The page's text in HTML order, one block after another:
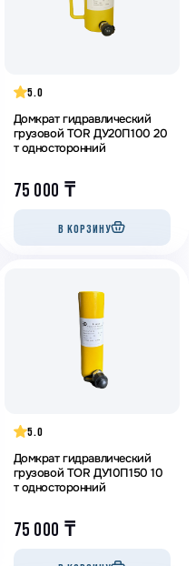
5.0
Домкрат гидравлический
грузовой TOR ДУ20П100 20
т односторонний
75 000 ₸
В КОРЗИНУ
5.0
Домкрат гидравлический
грузовой TOR ДУ10П150 10
т односторонний
75 000 ₸